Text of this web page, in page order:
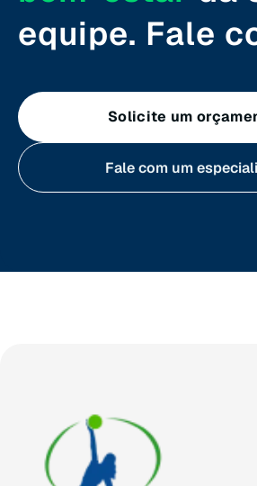
Sergipe (SE)
Tocantins (TO)
equipe. Fale
Solicite um
Fale com um